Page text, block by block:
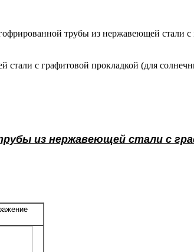
трубы из нержавеющей стали c
c графитовой прокладкой (для
из нержавеющей стали c